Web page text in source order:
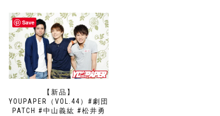
Save
【新品】
YOUPAPER（VOL.44）#劇団
PATCH #中山義紘 #松井勇